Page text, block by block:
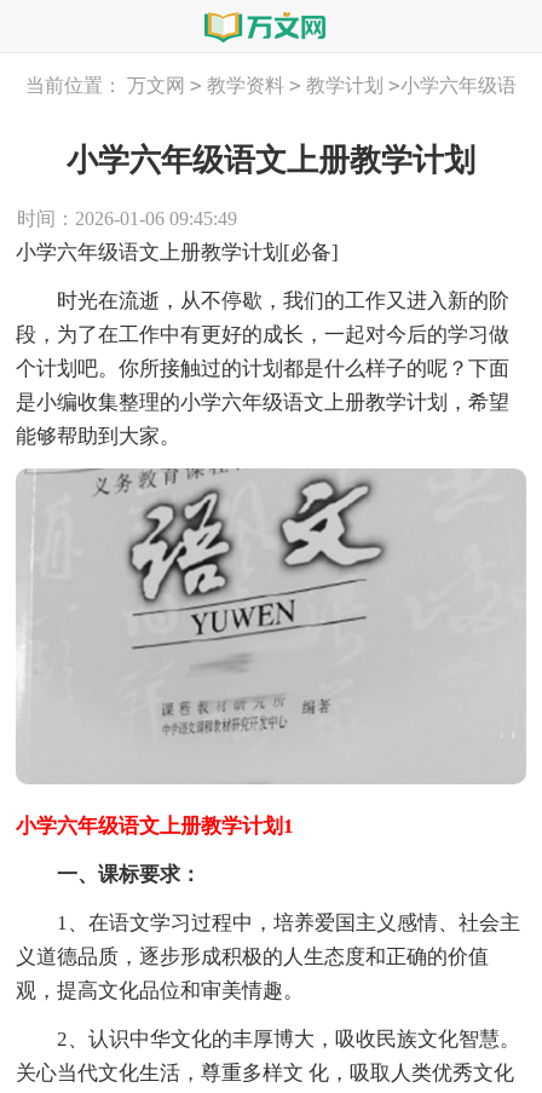
当前位置： 万文网 > 教学资料 > 教学计划 >小学六年级语
小学六年级语文上册教学计划
时间：2026-01-06 09:45:49
小学六年级语文上册教学计划[必备]
时光在流逝，从不停歇，我们的工作又进入新的阶
段，为了在工作中有更好的成长，一起对今后的学习做
个计划吧。你所接触过的计划都是什么样子的呢？下面
是小编收集整理的小学六年级语文上册教学计划，希望
能够帮助到大家。
小学六年级语文上册教学计划1
一、课标要求：
1、在语文学习过程中，培养爱国主义感情、社会主
义道德品质，逐步形成积极的人生态度和正确的价值
观，提高文化品位和审美情趣。
2、认识中华文化的丰厚博大，吸收民族文化智慧。
关心当代文化生活，尊重多样文 化，吸取人类优秀文化